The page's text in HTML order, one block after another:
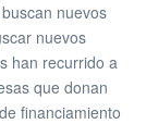
nuevos
nuevos
han recurrido a
que donan
financiamiento